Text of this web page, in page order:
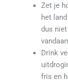
Zet je
het
dus
Drink
fris en